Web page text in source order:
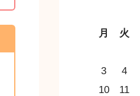
月
火
3
4
10
11